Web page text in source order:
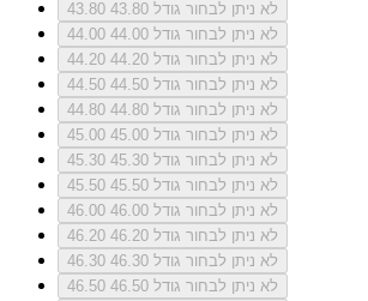
43.80
לא ניתן לבחור גודל 43.80
44.00
לא ניתן לבחור גודל 44.00
44.20
לא ניתן לבחור גודל 44.20
44.50
לא ניתן לבחור גודל 44.50
44.80
לא ניתן לבחור גודל 44.80
45.00
לא ניתן לבחור גודל 45.00
45.30
לא ניתן לבחור גודל 45.30
45.50
לא ניתן לבחור גודל 45.50
46.00
לא ניתן לבחור גודל 46.00
46.20
לא ניתן לבחור גודל 46.20
46.30
לא ניתן לבחור גודל 46.30
46.50
לא ניתן לבחור גודל 46.50